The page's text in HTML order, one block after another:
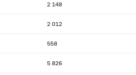
2 148
2 012
558
5 826